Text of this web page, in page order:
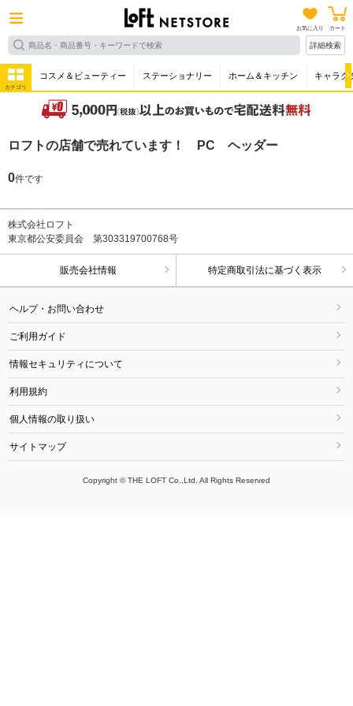
お気に入り カート
詳細検索
カテゴリ
コスメ＆ビューティー ステーショナリー ホーム＆キッチン キャラク
ロフトの店舗で売れています！ PC ヘッダー
0件です
株式会社ロフト
東京都公安委員会 第303319700768号
販売会社情報 特定商取引法に基づく表示
ヘルプ・お問い合わせ
ご利用ガイド
情報セキュリティについて
利用規約
個人情報の取り扱い
サイトマップ
Copyright © THE LOFT Co.,Ltd. All Rights Reserved